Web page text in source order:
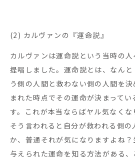
(2) カルヴァンの『運命説』
カルヴァンは運命説という当時の
提唱しました。運命説とは、なん
う側の人間と救わない側の人間を
まれた時点でその運命が決まって
す。これが本当ならばヤル気なく
そう言われると自分が救われる側
か、普通それが気になりますよね
与えられた運命を知る方法がある